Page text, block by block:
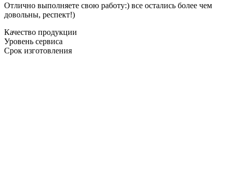
Отлично выполняете свою работу:) все остались более чем
довольны, респект!)
Качество продукции
Уровень сервиса
Срок изготовления